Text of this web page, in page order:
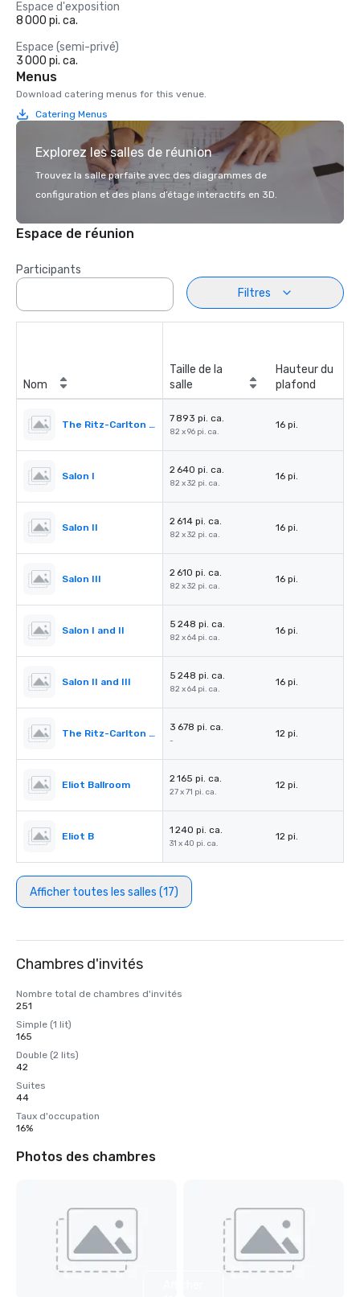
Espace d'exposition
8 000 pi. ca.
Espace (semi-privé)
3 000 pi. ca.
Menus
Download catering menus for this venue.
Catering Menus
Explorez les salles de réunion
Trouvez la salle parfaite avec des diagrammes de
configuration et des plans d’étage interactifs en 3D.
Espace de réunion
Participants
Filtres
Nom
Taille de la
salle
Hauteur du
plafond
The Ritz-Carlton Ballroom
7 893 pi. ca.
82 x 96 pi. ca.
16 pi.
Salon I
2 640 pi. ca.
82 x 32 pi. ca.
16 pi.
Salon II
2 614 pi. ca.
82 x 32 pi. ca.
16 pi.
Salon III
2 610 pi. ca.
82 x 32 pi. ca.
16 pi.
Salon I and II
5 248 pi. ca.
82 x 64 pi. ca.
16 pi.
Salon II and III
5 248 pi. ca.
82 x 64 pi. ca.
16 pi.
The Ritz-Carlton Pre-Function
3 678 pi. ca.
-
12 pi.
Eliot Ballroom
2 165 pi. ca.
27 x 71 pi. ca.
12 pi.
Eliot B
1 240 pi. ca.
31 x 40 pi. ca.
12 pi.
Afficher toutes les salles (17)
Chambres d'invités
Nombre total de chambres d'invités
251
Simple (1 lit)
165
Double (2 lits)
42
Suites
44
Taux d'occupation
16%
Photos des chambres